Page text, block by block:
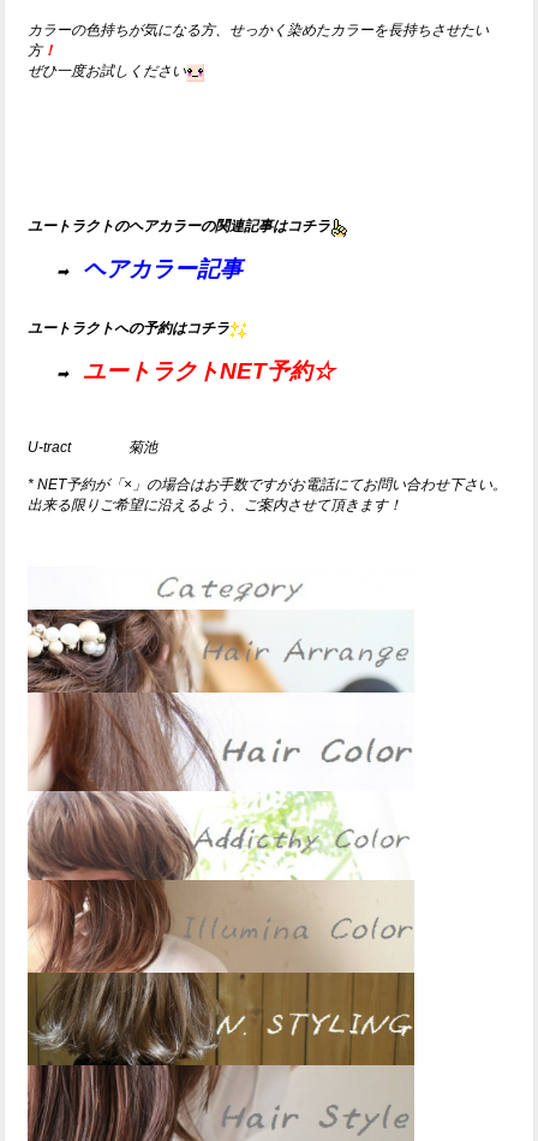
カラーの色持ちが気になる方、せっかく染めたカラーを長持ちさせたい
方！
ぜひ一度お試しください
ユートラクトのヘアカラーの関連記事はコチラ
➡ ヘアカラー記事
ユートラクトへの予約はコチラ
➡ユートラクトNET予約☆
U-tract 菊池
* NET予約が「×」の場合はお手数ですがお電話にてお問い合わせ下さい。
出来る限りご希望に沿えるよう、ご案内させて頂きます！